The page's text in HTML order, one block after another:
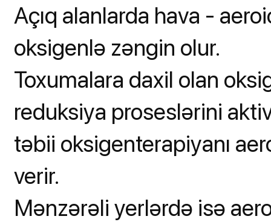
Açıq alanlarda hava -
oksigenlə zəngin olur.
Toxumalara daxil olan
reduksiya proseslərini
təbii oksigenterapiyanı
verir.
Mənzərəli yerlərdə isə